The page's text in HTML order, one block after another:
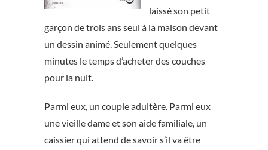
laissé son petit
garçon de trois ans seul à la maison devant
un dessin animé. Seulement quelques
minutes le temps d’acheter des couches
pour la nuit.
Parmi eux, un couple adultère. Parmi eux
une vieille dame et son aide familiale, un
caissier qui attend de savoir s’il va être